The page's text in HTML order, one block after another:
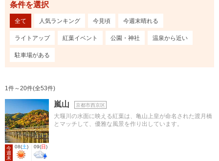
条件を選択
全て 人気ランキング 今見頃 今週末晴れる
ライトアップ 紅葉イベント 公園・神社 温泉から近い
駐車場がある
1件～20件(全53件)
今
週
末
08(土) 09(日)
嵐山 京都市西京区
大堰川の水面に映える紅葉は、亀山上皇が命名された渡月橋
とマッチして、優雅な風景を作り出しています。